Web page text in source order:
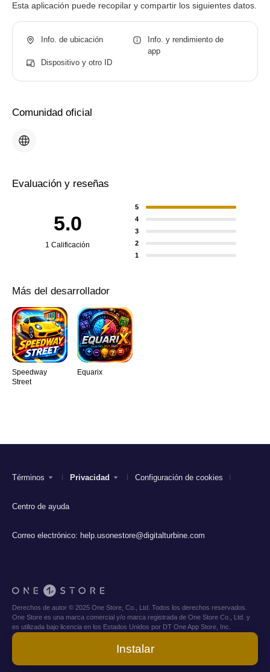
Esta aplicación puede recopilar y compartir los siguientes datos.
Info. de ubicación
Info. y rendimiento de
app
Dispositivo y otro ID
Comunidad oficial
Evaluación y reseñas
5.0
1 Calificación
5
4
3
2
1
Más del desarrollador
Speedway
Street
Equarix
Instalar
Términos Privacidad Configuración de cookies
Centro de ayuda
Correo electrónico: help.usonestore@digitalturbine.com
Derechos de autor © 2025 One Store, Co., Ltd. Todos los derechos reservados.
One Store es una marca comercial y/o marca registrada de One Store Co., Ltd. y
es utilizada bajo licencia en los Estados Unidos por DT One App Store, Inc.